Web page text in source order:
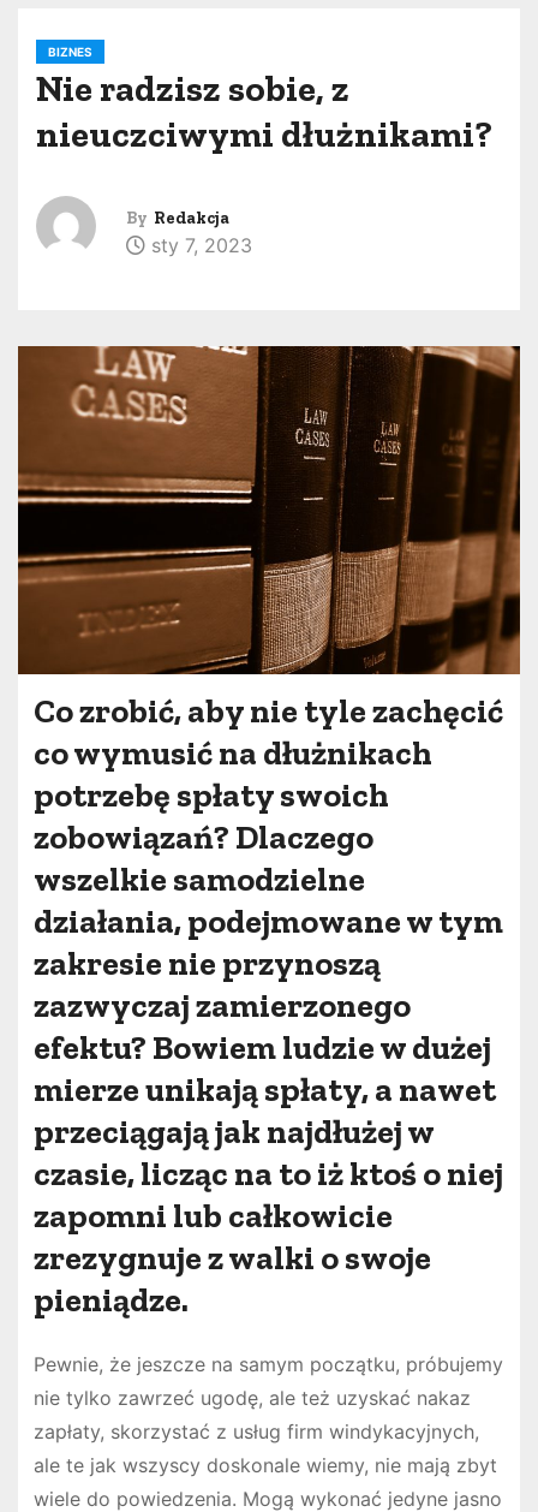
BIZNES
Nie radzisz sobie, z
nieuczciwymi dłużnikami?
By Redakcja
sty 7, 2023
Co zrobić, aby nie tyle zachęcić
co wymusić na dłużnikach
potrzebę spłaty swoich
zobowiązań? Dlaczego
wszelkie samodzielne
działania, podejmowane w tym
zakresie nie przynoszą
zazwyczaj zamierzonego
efektu? Bowiem ludzie w dużej
mierze unikają spłaty, a nawet
przeciągają jak najdłużej w
czasie, licząc na to iż ktoś o niej
zapomni lub całkowicie
zrezygnuje z walki o swoje
pieniądze.
Pewnie, że jeszcze na samym początku, próbujemy
nie tylko zawrzeć ugodę, ale też uzyskać nakaz
zapłaty, skorzystać z usług firm windykacyjnych,
ale te jak wszyscy doskonale wiemy, nie mają zbyt
wiele do powiedzenia. Mogą wykonać jedyne jasno